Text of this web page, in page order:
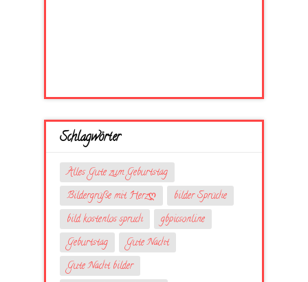
Schlagwörter
Alles Gute zum Geburtstag
Bildergrüße mit Herzღ
bilder Sprüche
bild kostenlos spruch
gbpicsonline
Geburtstag
Gute Nacht
Gute Nacht bilder